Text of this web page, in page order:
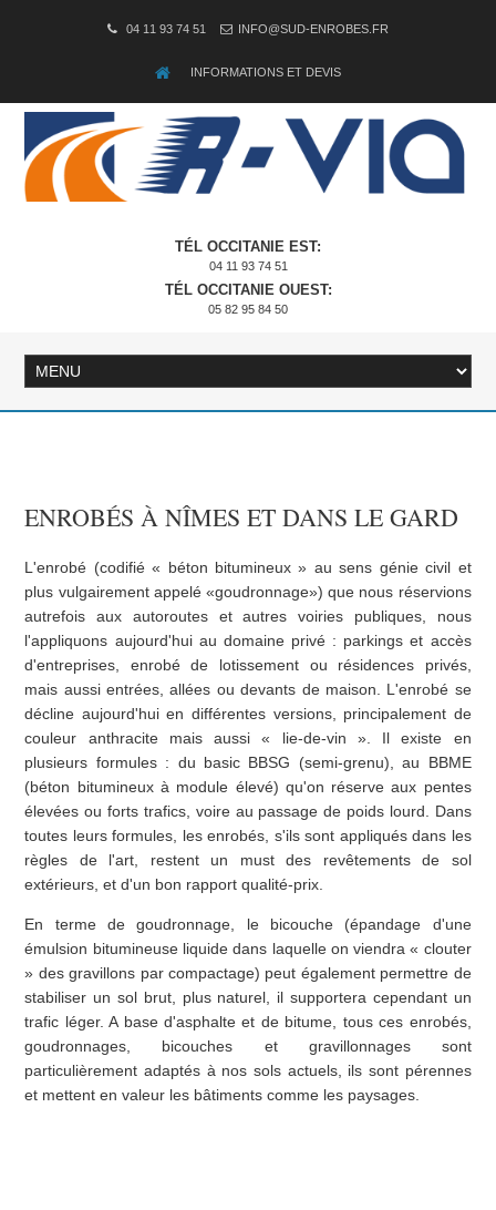
04 11 93 74 51 INFO@SUD-ENROBES.FR
INFORMATIONS ET DEVIS
TÉL OCCITANIE EST:
04 11 93 74 51
TÉL OCCITANIE OUEST:
05 82 95 84 50
ENROBÉS À NÎMES ET DANS LE GARD
L'enrobé (codifié « béton bitumineux » au sens génie civil et
plus vulgairement appelé «goudronnage») que nous réservions
autrefois aux autoroutes et autres voiries publiques, nous
l'appliquons aujourd'hui au domaine privé : parkings et accès
d'entreprises, enrobé de lotissement ou résidences privés,
mais aussi entrées, allées ou devants de maison. L'enrobé se
décline aujourd'hui en différentes versions, principalement de
couleur anthracite mais aussi « lie-de-vin ». Il existe en
plusieurs formules : du basic BBSG (semi-grenu), au BBME
(béton bitumineux à module élevé) qu'on réserve aux pentes
élevées ou forts trafics, voire au passage de poids lourd. Dans
toutes leurs formules, les enrobés, s'ils sont appliqués dans les
règles de l'art, restent un must des revêtements de sol
extérieurs, et d'un bon rapport qualité-prix.
En terme de goudronnage, le bicouche (épandage d'une
émulsion bitumineuse liquide dans laquelle on viendra « clouter
» des gravillons par compactage) peut également permettre de
stabiliser un sol brut, plus naturel, il supportera cependant un
trafic léger. A base d'asphalte et de bitume, tous ces enrobés,
goudronnages, bicouches et gravillonnages sont
particulièrement adaptés à nos sols actuels, ils sont pérennes
et mettent en valeur les bâtiments comme les paysages.